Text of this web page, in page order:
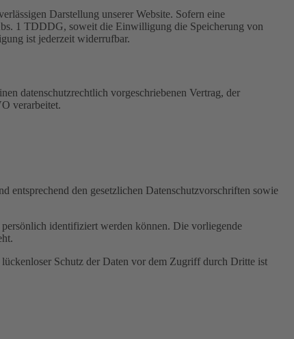
Darstellung unserer Website. Sofern eine
1 TDDDG, soweit die Einwilligung die Speicherung von
ist jederzeit widerrufbar.
datenschutzrechtlich vorgeschriebenen Vertrag, der
verarbeitet.
entsprechend den gesetzlichen Datenschutzvorschriften sowie
persönlich identifiziert werden können. Die vorliegende
Schutz der Daten vor dem Zugriff durch Dritte ist